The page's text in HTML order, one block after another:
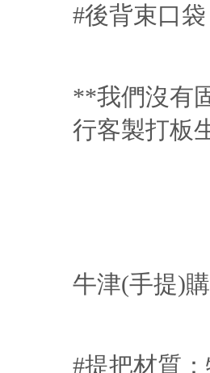
#後背束口袋
**我們沒有
行客製打板
牛津(手提)
#提把材質